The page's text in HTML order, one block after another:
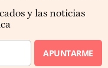
y las noticias
APUNTARME